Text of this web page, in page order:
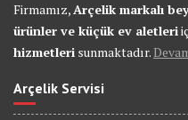
Firmamız,Arçelik markalı
ürünler ve küçük ev aletleri
hizmetleri sunmaktadır.
Arçelik Servisi